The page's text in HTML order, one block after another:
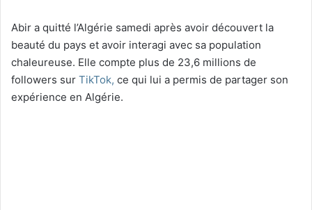
Abir a quitté l’Algérie samedi après avoir découvert la
beauté du pays et avoir interagi avec sa population
chaleureuse. Elle compte plus de 23,6 millions de
followers sur TikTok, ce qui lui a permis de partager son
expérience en Algérie.